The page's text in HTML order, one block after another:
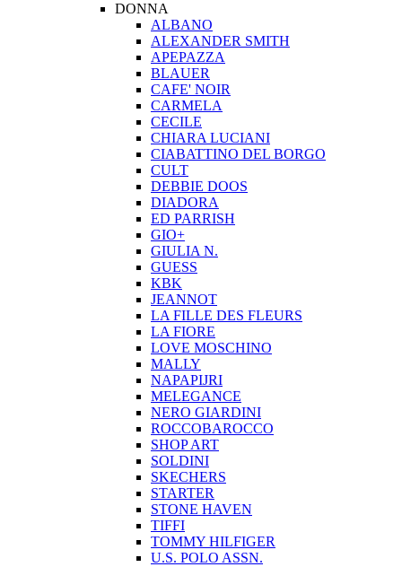
DONNA
ALBANO
ALEXANDER SMITH
APEPAZZA
BLAUER
CAFE' NOIR
CARMELA
CECILE
CHIARA LUCIANI
CIABATTINO DEL BORGO
CULT
DEBBIE DOOS
DIADORA
ED PARRISH
GIO+
GIULIA N.
GUESS
KBK
JEANNOT
LA FILLE DES FLEURS
LA FIORE
LOVE MOSCHINO
MALLY
NAPAPIJRI
MELEGANCE
NERO GIARDINI
ROCCOBAROCCO
SHOP ART
SOLDINI
SKECHERS
STARTER
STONE HAVEN
TIFFI
TOMMY HILFIGER
U.S. POLO ASSN.